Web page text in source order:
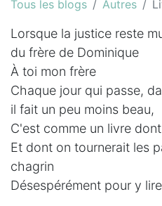
Tous les blogs Autres
Lorsque la justice reste
du frère de Dominique
À toi mon frère
Chaque jour qui passe,
il fait un peu moins beau,
C'est comme un livre
Et dont on tournerait les
chagrin
Désespérément pour y